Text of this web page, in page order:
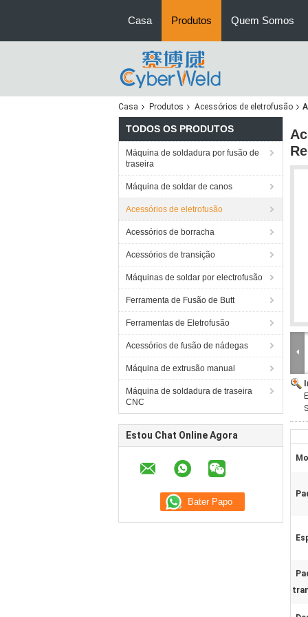
Casa Produtos Quem Somos
Casa Produtos Acessórios de eletrofusão
TODOS OS PRODUTOS
Máquina de soldadura por fusão de
traseira
Máquina de soldar de canos
Acessórios de eletrofusão
Acessórios de borracha
Acessórios de transição
Máquinas de soldar por electrofusão
Ferramenta de Fusão de Butt
Ferramentas de Eletrofusão
Acessórios de fusão de nádegas
Máquina de extrusão manual
Máquina de soldadura de traseira
CNC
Estou Chat Online Agora